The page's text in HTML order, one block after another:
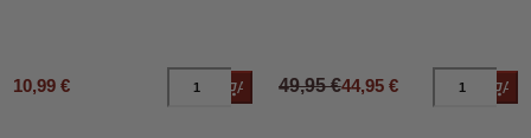
10,99 € Añadir al carrito
49,95 €44,95 €